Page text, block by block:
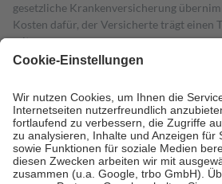
gesetzliche Krankenversicherung
Kosten dafür, der Versicherte trägt einen
mit.
Grundsätzlich leisten Mitglieder
höchstens zehn Euro.
Es sind jedoch nie
Kosten der Leistung zu entrichten.
Diese Regeln gelten grundsätzlich auch
Bei Heilmitteln und häuslicher
Zuzahlung zehn Prozent der Kosten sowie
Verordnung.